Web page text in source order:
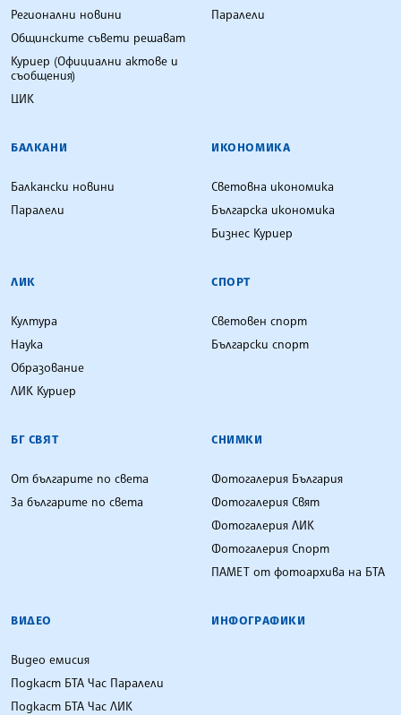
Регионални новини
Общинските съвети решават
Куриер (Официални актове и
съобщения)
ЦИК
Паралели
БАЛКАНИ
Балкански новини
Паралели
ИКОНОМИКА
Световна икономика
Българска икономика
Бизнес Куриер
ЛИК
Култура
Наука
Образование
ЛИК Куриер
СПОРТ
Световен спорт
Български спорт
БГ СВЯТ
От българите по света
За българите по света
СНИМКИ
Фотогалерия България
Фотогалерия Свят
Фотогалерия ЛИК
Фотогалерия Спорт
ПАМЕТ от фотоархива на БТА
ВИДЕО
Видео емисия
Подкаст БТА Час Паралели
Подкаст БТА Час ЛИК
ИНФОГРАФИКИ